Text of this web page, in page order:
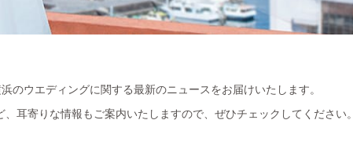
のウエディングに関する最新のニュースをお届けいたします。
耳寄りな情報もご案内いたしますので、ぜひチェックしてください。